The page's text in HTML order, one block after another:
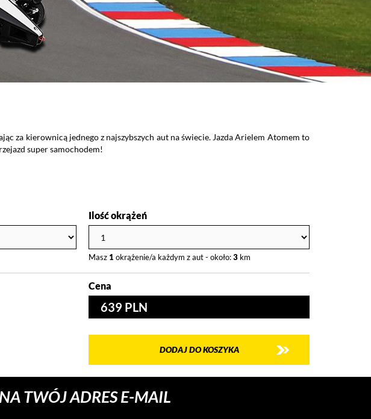
za kierownicą wyjątkowego samochodu jakim jest KTM X-BOW. Jazda KTM sprawi,
bolidu wyścigowego. Voucher na przejazd tym samochodem będzie także
Ilość okrążeń
Masz 1 okrążenie/a każdym z aut - około:3 km
Cena
639 PLN
DODAJ DO KOSZYKA
TWÓJ ADRES E-MAIL